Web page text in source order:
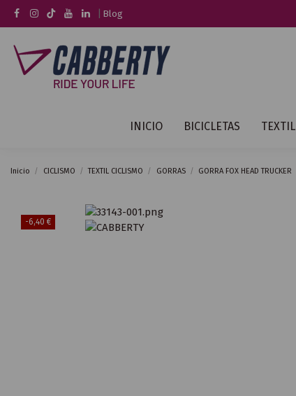
Blog
INICIO BICICLETAS TEXTIL
Inicio CICLISMO TEXTIL CICLISMO GORRAS GORRA FOX HEAD TRUCKER
-6,40 €